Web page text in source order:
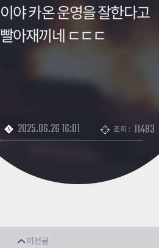
이야 카온 운영을 잘한다고
빨아재끼네 ㄷㄷㄷ
2025.06.26 16:01 조회 : 11483
이전글